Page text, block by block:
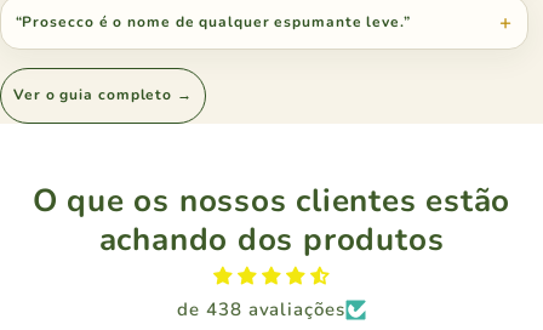
“Prosecco é o nome de qualquer espumante leve.”
Ver o guia completo →
O que os nossos clientes estão
achando dos produtos
de 438 avaliações